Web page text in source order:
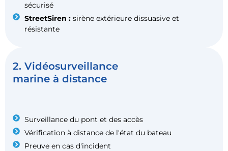
sécurisé
StreetSiren : sirène extérieure dissuasive et
résistante
2. Vidéosurveillance
marine à distance
Surveillance du pont et des accès
Vérification à distance de l'état du bateau
Preuve en cas d'incident